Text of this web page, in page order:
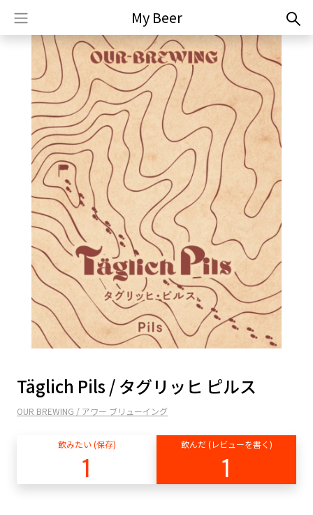
My Beer
Täglich Pils / タグリッヒ ピルス
OUR BREWING / アワー ブリューイング
飲みたい (保存)
1
飲んだ (レビューを書く)
1